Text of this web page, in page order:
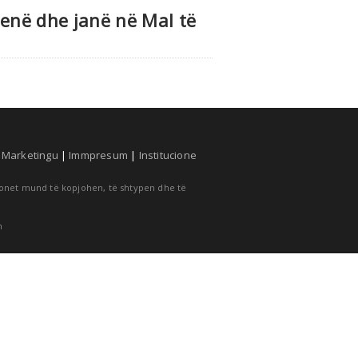
dhe janë në Mal të
Marketingu | Immpresum | Institucione
mund të kopjohen, të shtypen dhe të